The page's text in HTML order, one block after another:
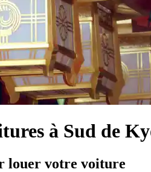
à Sud de
louer votre voiture